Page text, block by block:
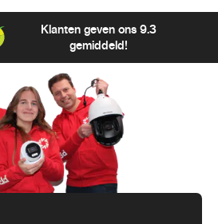
Klanten geven ons 9.3
gemiddeld!